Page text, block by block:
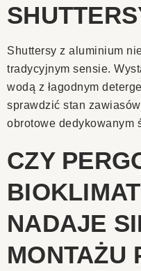
Shuttersy z aluminium
tradycyjnym sensie.
wodą z łagodnym
sprawdzić stan
obrotowe dedykowanym
CZY
NADAJE
MONTAŻU